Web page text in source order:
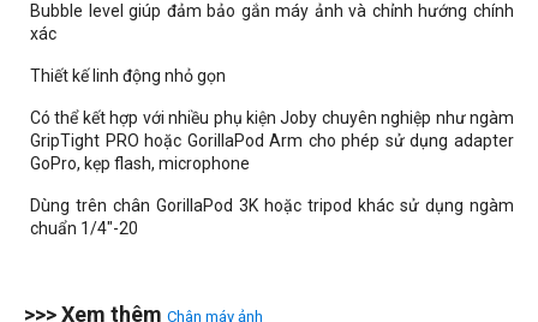
Bubble level giúp đảm bảo gắn máy ảnh và chỉnh hướng chính
xác
Thiết kế linh động nhỏ gọn
Có thể kết hợp với nhiều phụ kiện Joby chuyên nghiệp như ngàm
GripTight PRO hoặc GorillaPod Arm cho phép sử dụng adapter
GoPro, kẹp flash, microphone
Dùng trên chân GorillaPod 3K hoặc tripod khác sử dụng ngàm
chuẩn 1/4"-20
>>> Xem thêm Chân máy ảnh